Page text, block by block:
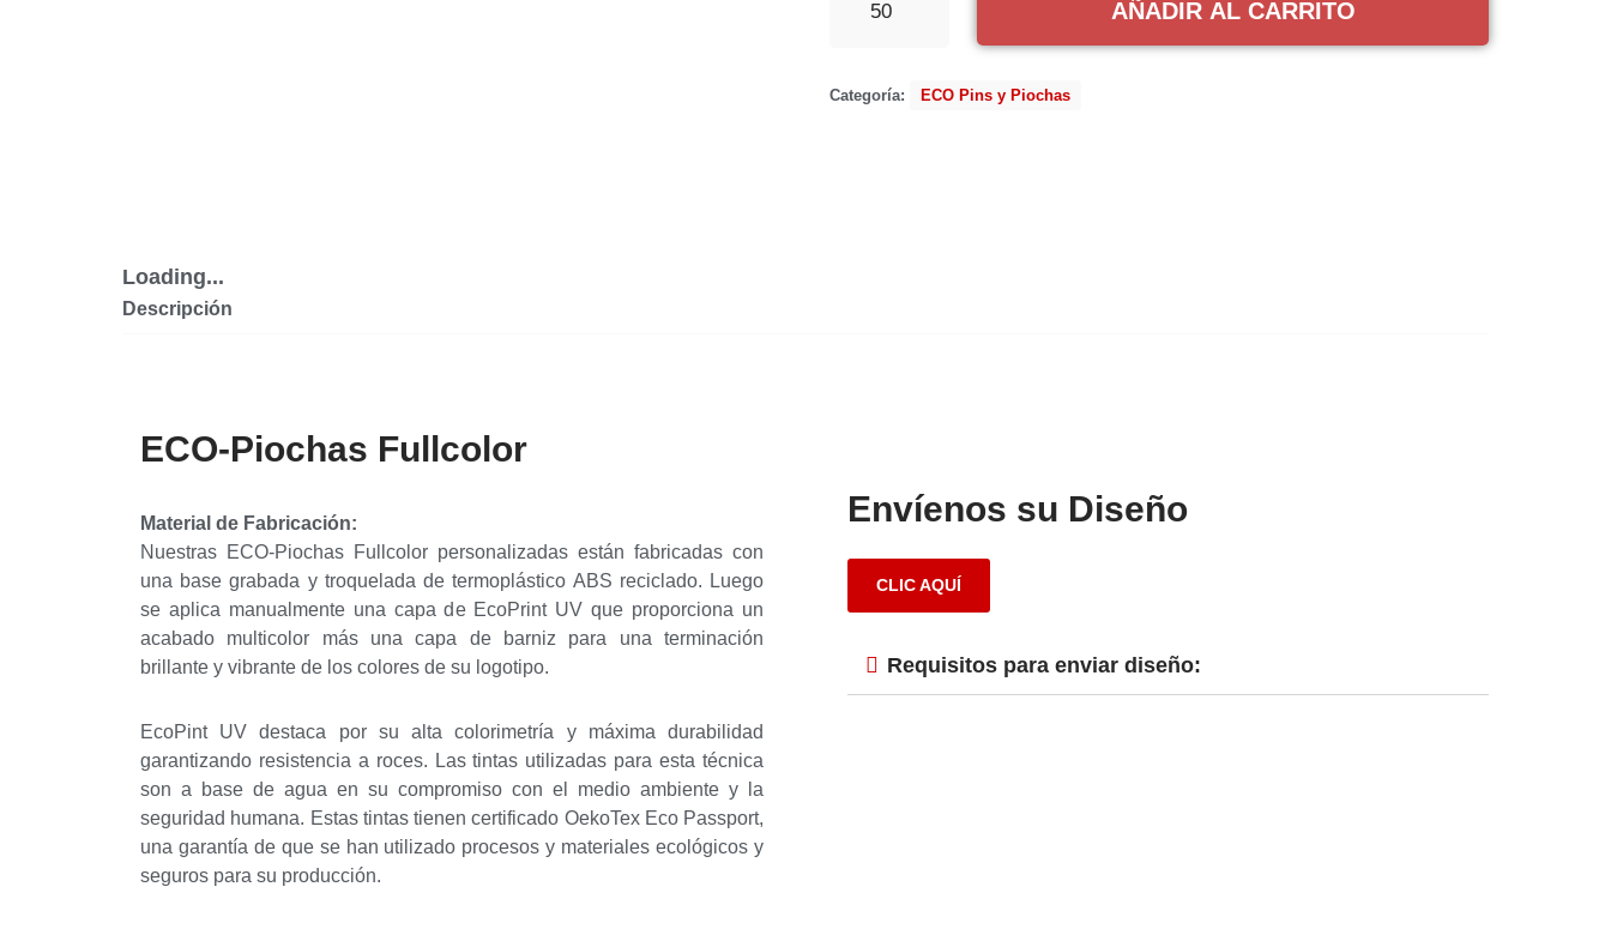
AÑADIR AL CARRITO
Categoría: ECO Pins y Piochas
Loading...
Descripción
ECO-Piochas Fullcolor
Material de Fabricación:
Nuestras ECO-Piochas Fullcolor personalizadas están fabricadas con
una base grabada y troquelada de termoplástico ABS reciclado. Luego
se aplica manualmente una capa de EcoPrint UV que proporciona un
acabado multicolor más una capa de barniz para una terminación
brillante y vibrante de los colores de su logotipo.
EcoPint UV destaca por su alta colorimetría y máxima durabilidad
garantizando resistencia a roces. Las tintas utilizadas para esta técnica
son a base de agua en su compromiso con el medio ambiente y la
seguridad humana. Estas tintas tienen certificado OekoTex Eco Passport,
una garantía de que se han utilizado procesos y materiales ecológicos y
seguros para su producción.
Envíenos su Diseño
CLIC AQUÍ
Requisitos para enviar diseño: